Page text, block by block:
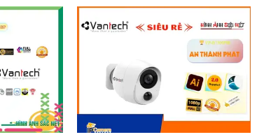
rõ nét và chi tiết